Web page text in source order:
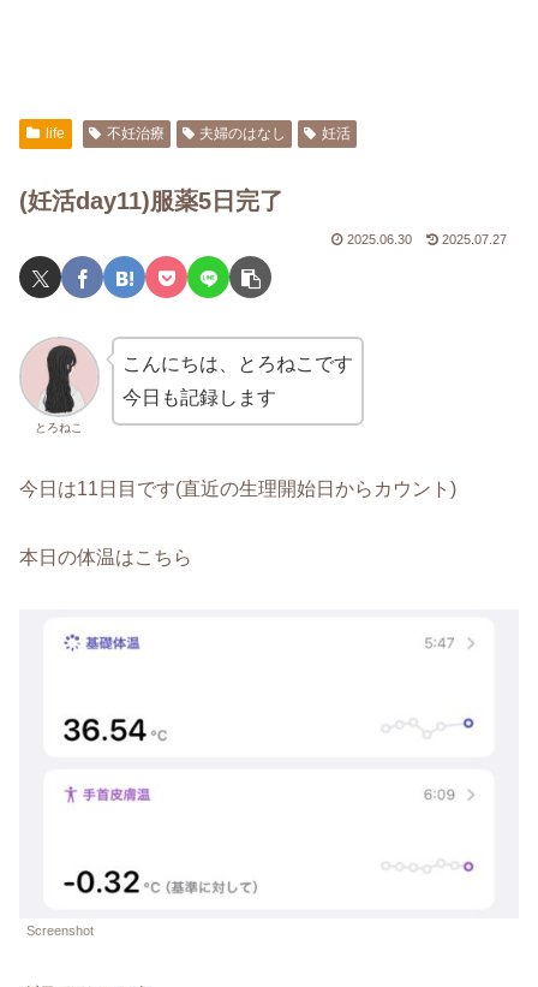
life 不妊治療 夫婦のはなし 妊活
(妊活day11)服薬5日完了
2025.06.30 2025.07.27
とろねこ
こんにちは、とろねこです
今日も記録します
今日は11日目です(直近の生理開始日からカウント)
本日の体温はこちら
Screenshot